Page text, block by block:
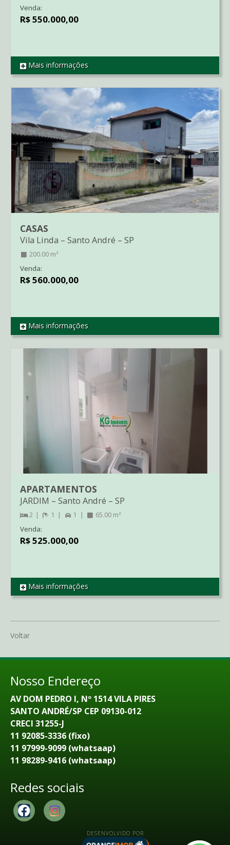
REF CA0572
Venda:
R$ 550.000,00
Mais informações
REF CA2569
CASAS
Vila Linda – Santo André – SP
200.00 m²
Venda:
R$ 560.000,00
Mais informações
REF AP04598
APARTAMENTOS
JARDIM – Santo André – SP
2 1 1 65.00 m²
Venda:
R$ 525.000,00
Mais informações
Voltar
Nosso Endereço
AV DOM PEDRO I, Nº 1514 VILA PIRES
SANTO ANDRÉ/SP CEP 09130-012
CRECI 31255-J
11 92085-3336 (fixo)
11 97999-9099 (whatsaap)
11 98289-9416 (whatsaap)
Redes sociais
DESENVOLVIDO POR